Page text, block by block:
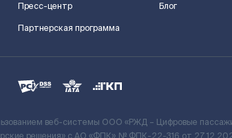
Пресс-центр
Партнерская программа
Блог
веб-системы ООО «РЖД – Цифровые